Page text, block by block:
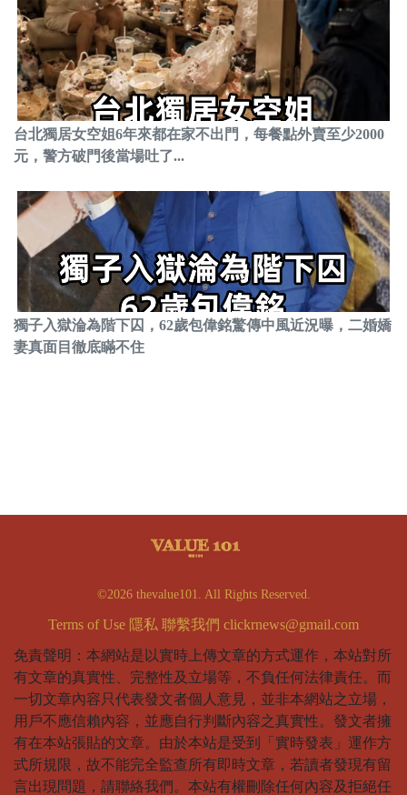
台北獨居女空姐6年來都在家不出門，每餐點外賣至少2000
元，警方破門後當場吐了...
獨子入獄淪為階下囚，62歲包偉銘驚傳中風近況曝，二婚嬌
妻真面目徹底瞞不住
©2026 thevalue101. All Rights Reserved.
Terms of Use 隱私 聯繫我們 clickrnews@gmail.com
免責聲明：本網站是以實時上傳文章的方式運作，本站對所
有文章的真實性、完整性及立場等，不負任何法律責任。而
一切文章內容只代表發文者個人意見，並非本網站之立場，
用戶不應信賴內容，並應自行判斷內容之真實性。發文者擁
有在本站張貼的文章。由於本站是受到「實時發表」運作方
式所規限，故不能完全監查所有即時文章，若讀者發現有留
言出現問題，請聯絡我們。本站有權刪除任何內容及拒絕任